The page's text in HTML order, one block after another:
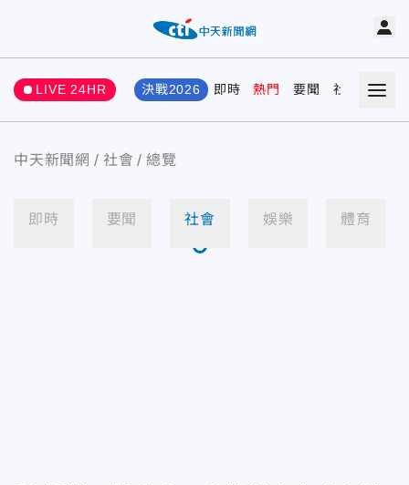
LIVE 24HR 決戰2026 即時 熱門 要聞 社會 娛樂
中天新聞網 社會 總覽
即時 要聞 社會 娛樂 體育